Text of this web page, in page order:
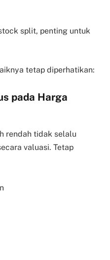
split, penting untuk
tetap diperhatikan:
pada Harga
rendah tidak selalu
valuasi. Tetap